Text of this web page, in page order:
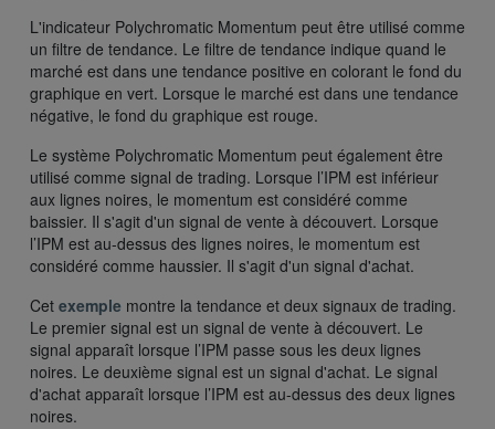
L'indicateur Polychromatic Momentum peut être utilisé comme
un filtre de tendance. Le filtre de tendance indique quand le
marché est dans une tendance positive en colorant le fond du
graphique en vert. Lorsque le marché est dans une tendance
négative, le fond du graphique est rouge.
Le système Polychromatic Momentum peut également être
utilisé comme signal de trading. Lorsque l’IPM est inférieur
aux lignes noires, le momentum est considéré comme
baissier. Il s'agit d'un signal de vente à découvert. Lorsque
l’IPM est au-dessus des lignes noires, le momentum est
considéré comme haussier. Il s'agit d'un signal d'achat.
Cet exemple montre la tendance et deux signaux de trading.
Le premier signal est un signal de vente à découvert. Le
signal apparaît lorsque l’IPM passe sous les deux lignes
noires. Le deuxième signal est un signal d'achat. Le signal
d'achat apparaît lorsque l’IPM est au-dessus des deux lignes
noires.